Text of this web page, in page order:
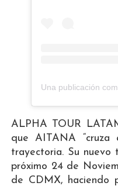
Una publicación
ALPHA TOUR
que AITANA “cruza
trayectoria. Su nuevo
próximo 24 de
de CDMX, haciendo